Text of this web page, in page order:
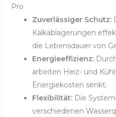
Pro
Zuverlässiger Schutz:
Kalkablagerungen
die Lebensdauer von
Energieeffizienz:
arbeiten Heiz- und
Energiekosten senkt.
Flexibilität:Die
verschiedenen